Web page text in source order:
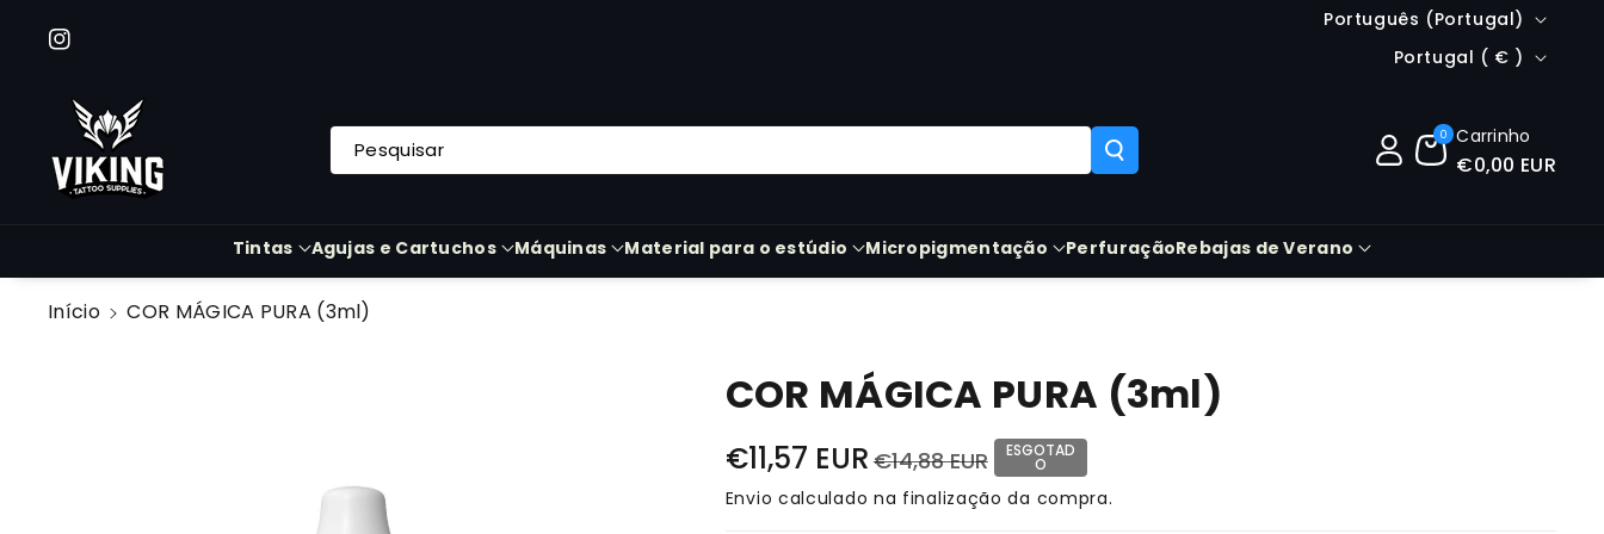
A O Cont
EúdoInstagram
Idioma
Português (Portugal)
País/regiãoPortugal ( € )
Pesquisar
0 Carrinho
€0,00 EUR
Tintas Agujas e Cartuchos Máquinas Material para o estúdio Micropigmentação PerfuraçãoRebajas de Verano
Início
COR MÁGICA PURA (3ml)
COR MÁGICA PURA (3ml)
€11,57 EUR€14,88 EUR ESGOTAD
O
Envio calculado na finalização da compra.